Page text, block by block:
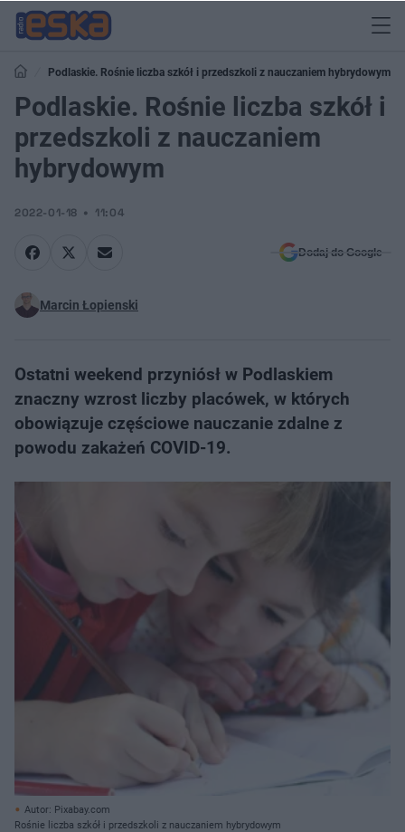
Podlaskie. Rośnie liczba szkół i przedszkoli z nauczaniem hybrydowym
Podlaskie. Rośnie liczba szkół i
przedszkoli z nauczaniem
hybrydowym
2022-01-18 11:04
Dodaj do Google
Marcin Łopienski
Ostatni weekend przyniósł w Podlaskiem
znaczny wzrost liczby placówek, w których
obowiązuje częściowe nauczanie zdalne z
powodu zakażeń COVID-19.
Autor: Pixabay.com
Rośnie liczba szkół i przedszkoli z nauczaniem hybrydowym